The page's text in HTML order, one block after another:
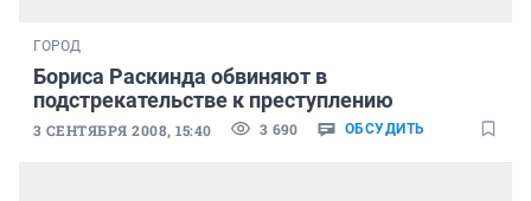
ГОРОД
Бориса Раскинда обвиняют в
подстрекательстве к преступлению
3 СЕНТЯБРЯ 2008, 15:40 3 690 ОБСУДИТЬ